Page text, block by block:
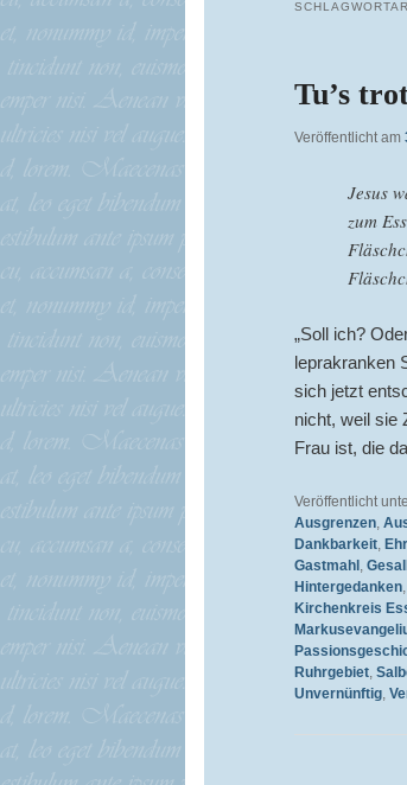
Tu’s
Veröffentlicht am
Jesus
zum
„Soll ich?
leprakranken
sich jetzt
nicht, weil sie
Frau ist, die
Veröffentlicht
Ausgrenzen,
Dankbarkeit,
Gastmahl ,
Hintergedanken,
Kirchenkreis
Ruhrgebiet,
Unvernünftig,